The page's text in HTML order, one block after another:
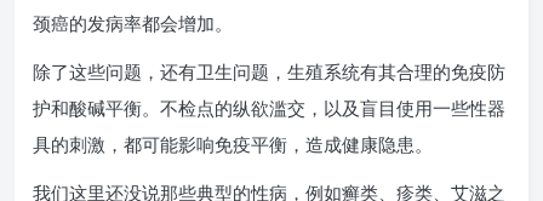
颈癌的发病率都会增加。
除了这些问题，还有卫生问题，生殖系统有其合理的免疫防
护和酸碱平衡。不检点的纵欲滥交，以及盲目使用一些性器
具的刺激，都可能影响免疫平衡，造成健康隐患。
我们这里还没说那些典型的性病，例如癣类、疹类、艾滋之